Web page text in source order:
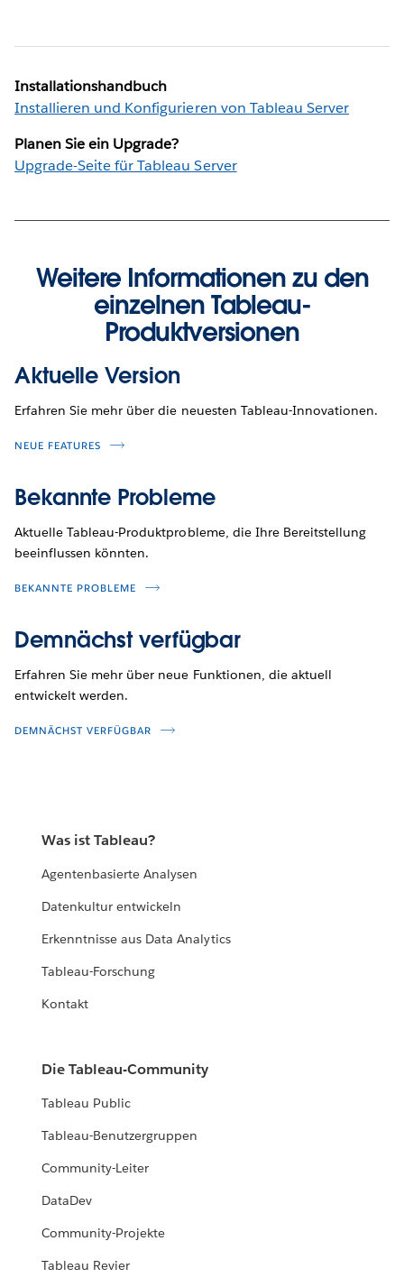
Installationshandbuch
Installieren und Konfigurieren von Tableau Server
Planen Sie ein Upgrade?
Upgrade-Seite für Tableau Server
Weitere Informationen zu den
einzelnen Tableau-
Produktversionen
Aktuelle Version
Erfahren Sie mehr über die neuesten Tableau-Innovationen.
NEUE FEATURES
Bekannte Probleme
Aktuelle Tableau-Produktprobleme, die Ihre Bereitstellung
beeinflussen könnten.
BEKANNTE PROBLEME
Demnächst verfügbar
Erfahren Sie mehr über neue Funktionen, die aktuell
entwickelt werden.
DEMNÄCHST VERFÜGBAR
Was ist Tableau?
Agentenbasierte Analysen
Datenkultur entwickeln
Erkenntnisse aus Data Analytics
Tableau-Forschung
Kontakt
Die Tableau-Community
Tableau Public
Tableau-Benutzergruppen
Community-Leiter
DataDev
Community-Projekte
Tableau Revier